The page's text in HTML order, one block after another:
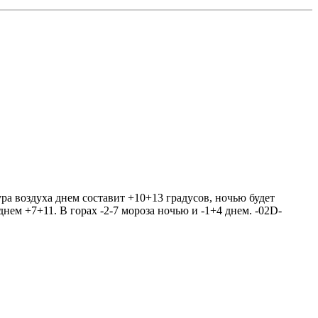
воздуха днем составит +10+13 градусов, ночью будет
+7+11. В горах -2-7 мороза ночью и -1+4 днем. -02D-